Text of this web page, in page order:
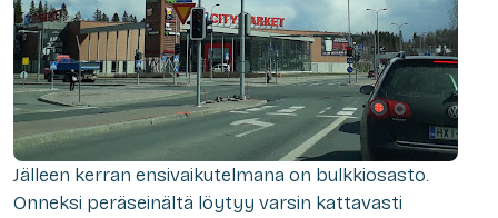
Jälleen kerran ensivaikutelmana on bulkkiosasto.
Onneksi peräseinältä löytyy varsin kattavasti